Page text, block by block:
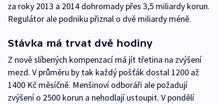
za roky 2013 a 2014 dohromady přes 3,5 miliardy korun.
Regulátor ale podniku přiznal o dvě miliardy méně.
Stávka má trvat dvě hodiny
Z nově slíbených kompenzací má jít třetina na zvýšení
mezd. V průměru by tak každý pošťák dostal 1200 až
1400 Kč měsíčně. Menšinoví odboráři ale požadují
zvýšení o 2500 korun a nehodlají ustoupit. V pondělí